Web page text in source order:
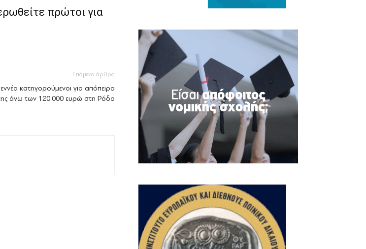
πρώτοι για
Επόμενο άρθρο
κατηγορούμενοι για απόπειρα
άνω των 120.000 ευρώ στη Ρόδο